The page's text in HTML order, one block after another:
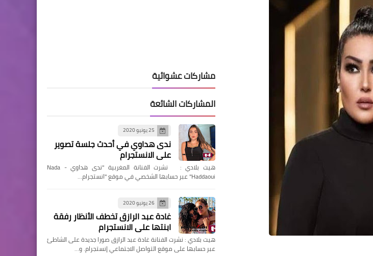
مشاركات عشوائية
المشاركات الشائعة
25 يونيو 2020
ندى هداوي في أحدث جلسة تصوير
على الانستجرام
هيت بلادي : نشرت الفنانة المغربية "ندى هداوي - Nada
Haddaoui" عبر حسابها الشخصي في موقع "انستجرام…
26 يونيو 2020
غادة عبد الرازق تخطف الأنظار رفقة
ابنتها على الانستجرام
هيت بلادي : نشرت الفنانة غادة عبد الرازق صورا جديدة على الشاطئ
عبر حسابها على موقع التواصل الاجتماعي إنستجرام. و…